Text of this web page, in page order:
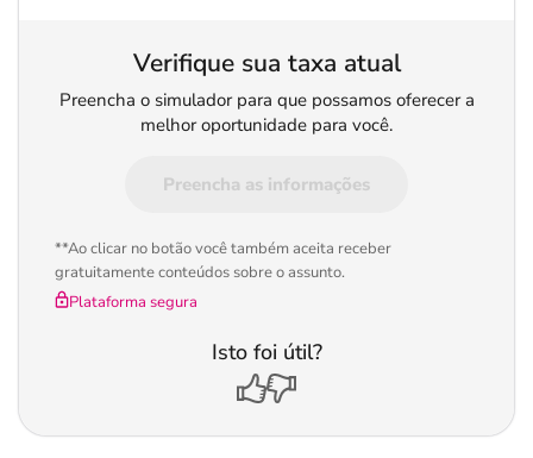
Verifique sua taxa atual
Preencha o simulador para que possamos oferecer a
melhor oportunidade para você.
Preencha as informações
**Ao clicar no botão você também aceita receber
gratuitamente conteúdos sobre o assunto.
Plataforma segura
Isto foi útil?